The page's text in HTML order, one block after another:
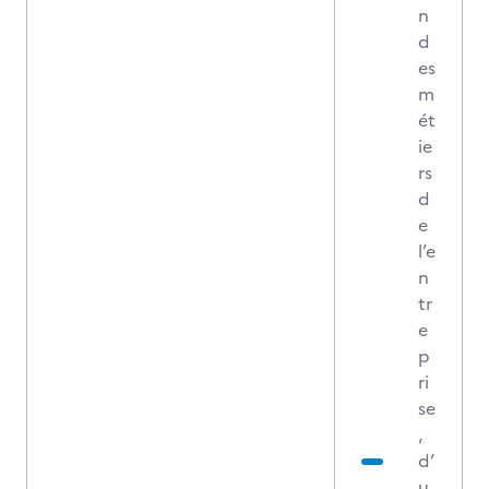
n
d
es
m
ét
ie
rs
d
e
l’e
n
tr
e
p
ri
se
,
d’